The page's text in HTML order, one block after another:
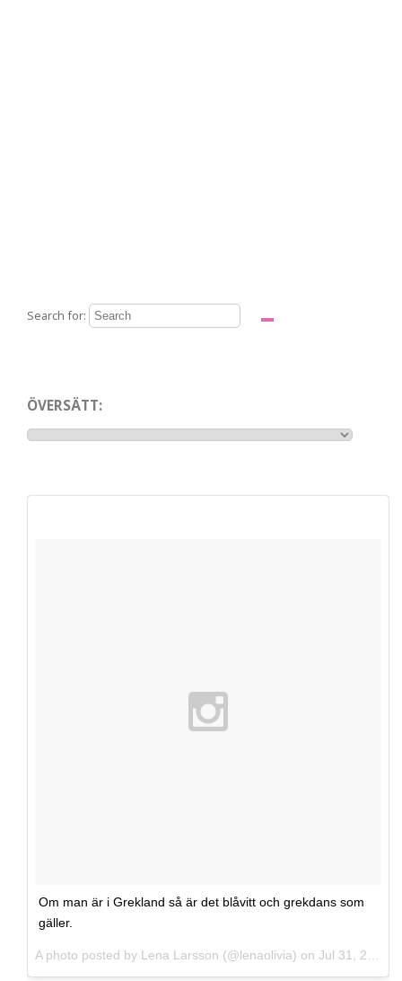
Search for:
ÖVERSÄTT:
Om man är i Grekland så är det blåvitt och grekdans som
gäller.
A photo posted by Lena Larsson (@lenaolivia) onJul 31, 2013 at 8:50am PDT